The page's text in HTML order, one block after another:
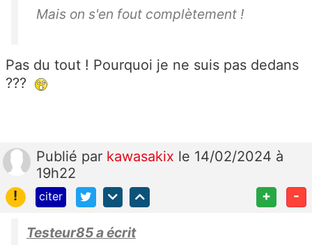
Mais on s'en fout complètement !
Pas du tout ! Pourquoi je ne suis pas dedans
???
Publié par kawasakix le 14/02/2024 à
19h22
!
citer + -
Testeur85 a écrit